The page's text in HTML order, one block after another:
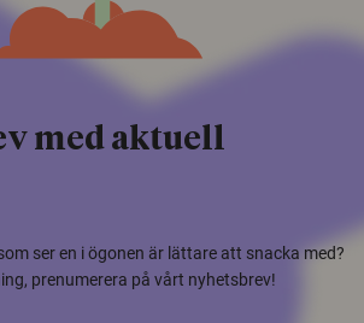
med aktuell
ser en i ögonen är lättare att snacka med?
prenumerera på vårt nyhetsbrev!